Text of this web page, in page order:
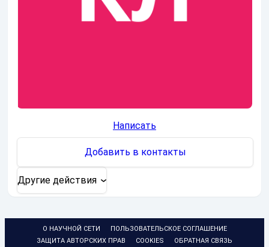
Написать
Добавить в контакты
Другие действия
О НАУЧНОЙ СЕТИ
ПОЛЬЗОВАТЕЛЬСКОЕ СОГЛАШЕНИЕ
ЗАЩИТА АВТОРСКИХ ПРАВ
COOKIES ОБРАТНАЯ СВЯЗЬ